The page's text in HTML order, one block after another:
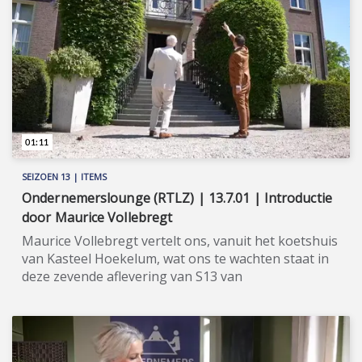
SEIZOEN 13 | ITEMS
Ondernemerslounge (RTLZ) | 13.7.01 | Introductie
door Maurice Vollebregt
Maurice Vollebregt vertelt ons, vanuit het koetshuis
van Kasteel Hoekelum, wat ons te wachten staat in
deze zevende aflevering van S13 van
geschiedenis van Kasteel Hoekelum te Bennekom,
nabij Ede, gaan we terug naar de veertiende eeuw.
Toen telde het landgoed maar liefst 2.000 hectare! In
01:11